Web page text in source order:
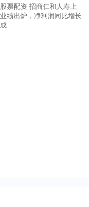
票配资 招商仁和人寿上
绩出炉，净利润同比增长